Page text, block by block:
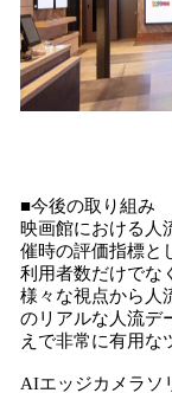
■今後の取り組み
映画館における人
催時の評価指標と
利用者数だけでな
様々な視点から人
のリアルな人流デ
えで非常に有用な
AIエッジカメラソ